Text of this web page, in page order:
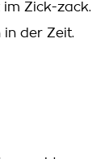
im Zick-zack.
in der Zeit.